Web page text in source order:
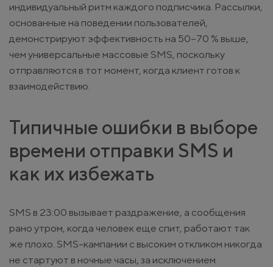
индивидуальный ритм каждого подписчика. Рассылки,
основанные на поведении пользователей,
демонстрируют эффективность на 50–70 % выше,
чем универсальные массовые SMS, поскольку
отправляются в тот момент, когда клиент готов к
взаимодействию.
Типичные ошибки в выборе
времени отправки SMS и
как их избежать
SMS в 23:00 вызывает раздражение, а сообщения
рано утром, когда человек еще спит, работают так
же плохо. SMS-кампании с высоким откликом никогда
не стартуют в ночные часы, за исключением